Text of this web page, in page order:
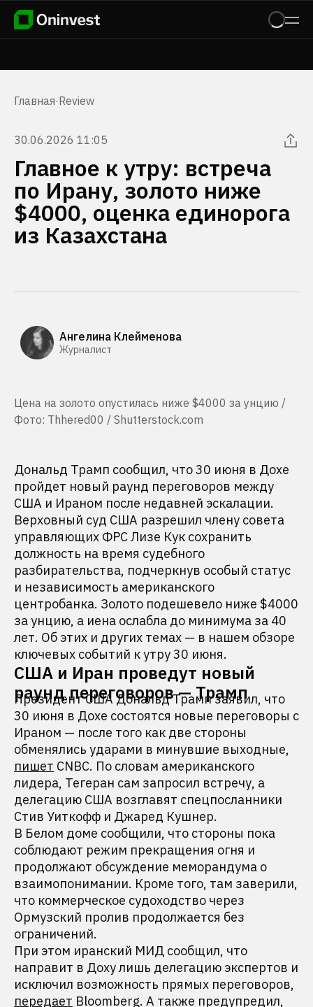
Главная·Review
30.06.2026 11:05
Главное к утру: встреча
по Ирану, золото ниже
$4000, оценка единорога
из Казахстана
Ангелина Клейменова
Журналист
Цена на золото опустилась ниже $4000 за унцию /
Фото: Thhered00 / Shutterstock.com
Дональд Трамп сообщил, что 30 июня в Дохе
пройдет новый раунд переговоров между
США и Ираном после недавней эскалации.
Верховный суд США разрешил члену совета
управляющих ФРС Лизе Кук сохранить
должность на время судебного
разбирательства, подчеркнув особый статус
и независимость американского
центробанка. Золото подешевело ниже $4000
за унцию, а иена ослабла до минимума за 40
лет. Об этих и других темах — в нашем обзоре
ключевых событий к утру 30 июня.
США и Иран проведут новый
раунд переговоров — Трамп
Президент США Дональд Трамп заявил, что
30 июня в Дохе состоятся новые переговоры с
Ираном — после того как две стороны
обменялись ударами в минувшие выходные,
пишет CNBC. По словам американского
лидера, Тегеран сам запросил встречу, а
делегацию США возглавят спецпосланники
Стив Уиткофф и Джаред Кушнер.
В Белом доме сообщили, что стороны пока
соблюдают режим прекращения огня и
продолжают обсуждение меморандума о
взаимопонимании. Кроме того, там заверили,
что коммерческое судоходство через
Ормузский пролив продолжается без
ограничений.
При этом иранский МИД сообщил, что
направит в Доху лишь делегацию экспертов и
исключил возможность прямых переговоров,
передает Bloomberg. А также предупредил,